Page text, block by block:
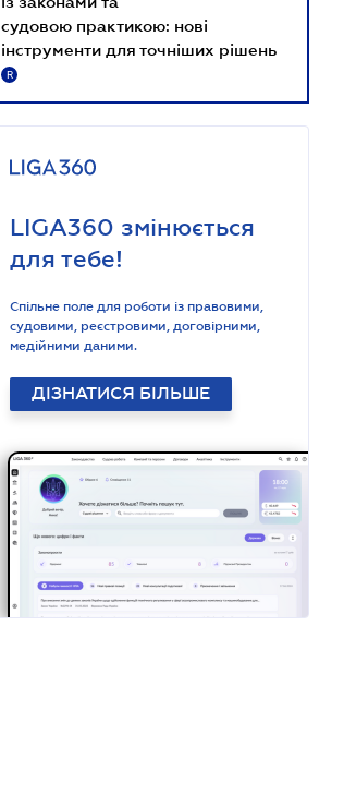
судовою практикою: нові
інструменти для точніших рішень
R
LIGA360 змінюється
для тебе!
Спільне поле для роботи із правовими,
судовими, реєстровими, договірними,
медійними даними.
ДІЗНАТИСЯ БІЛЬШЕ